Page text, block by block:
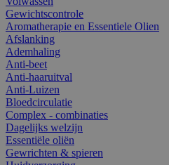
Gewichtscontrole
Aromatherapie en Essentiele Olien
Afslanking
Ademhaling
Anti-beet
Anti-haaruitval
Anti-Luizen
Bloedcirculatie
Complex - combinaties
Dagelijks welzijn
Essentiële oliën
Gewrichten & spieren